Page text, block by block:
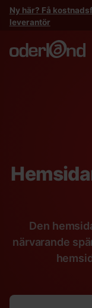
GåNy här? Få
leverantör
Den
närvarande